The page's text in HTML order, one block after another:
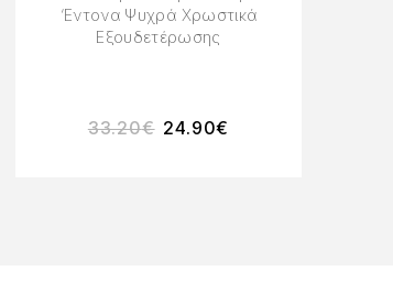
‘Εντονα Ψυχρά Χρωστικά
Εξουδετέρωσης
33.20€ 24.90€